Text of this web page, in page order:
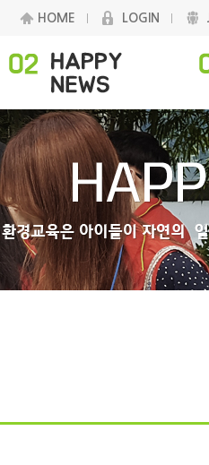
HOME LOGIN